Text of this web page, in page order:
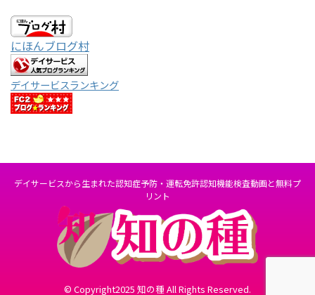
にほんブログ村
デイサービスランキング
デイサービスから生まれた認知症予防・運転免許認知機能検査動画と無料プ
リント
© Copyright2025 知の種 All Rights Reserved.